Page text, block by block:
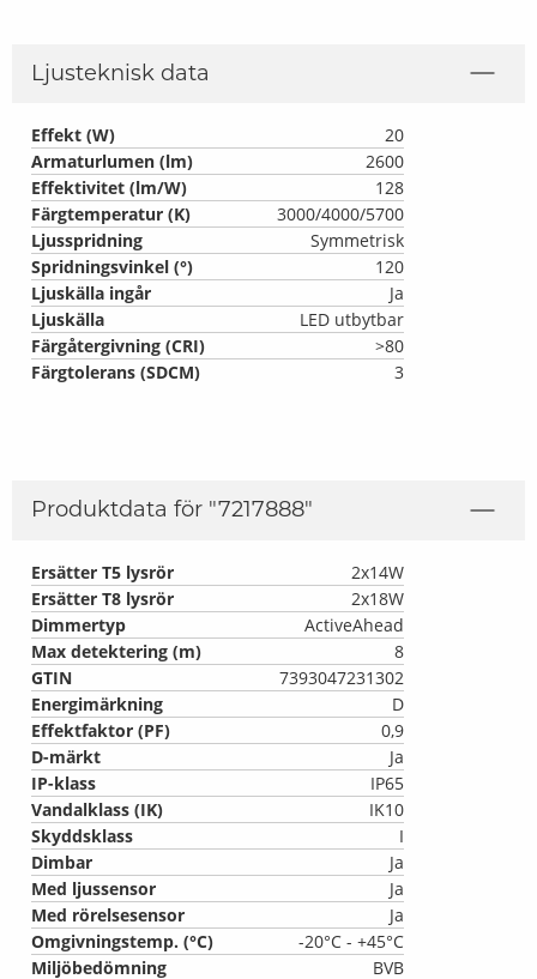
Ljusteknisk data
Effekt (W)
20
Armaturlumen (lm)
2600
Effektivitet (lm/W)
128
Färgtemperatur (K)
3000/4000/5700
Ljusspridning
Symmetrisk
Spridningsvinkel (°)
120
Ljuskälla ingår
Ja
Ljuskälla
LED utbytbar
Färgåtergivning (CRI)
>80
Färgtolerans (SDCM)
3
Produktdata för "7217888"
Ersätter T5 lysrör
2x14W
Ersätter T8 lysrör
2x18W
Dimmertyp
ActiveAhead
Max detektering (m)
8
GTIN
7393047231302
Energimärkning
D
Effektfaktor (PF)
0,9
D-märkt
Ja
IP-klass
IP65
Vandalklass (IK)
IK10
Skyddsklass
I
Dimbar
Ja
Med ljussensor
Ja
Med rörelsesensor
Ja
Omgivningstemp. (°C)
-20°C - +45°C
Miljöbedömning
BVB